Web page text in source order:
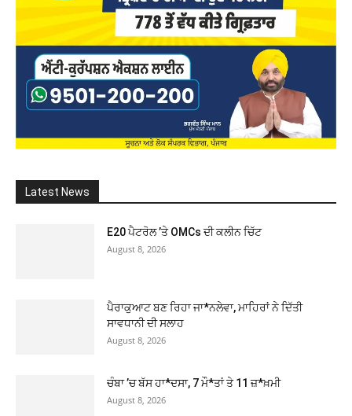
Latest News
E20 ਪੈਟਰੋਲ ’ਤੇ OMCs ਦੀ ਕਲੀਨ ਚਿੱਟ
August 8, 2026
ਪੈਰਾਕੁਆਟ ਬਣ ਰਿਹਾ ਜਾ*ਨਲੇਵਾ, ਮਾਹਿਰਾਂ ਨੇ ਦਿੱਤੀ
ਸਾਵਧਾਨੀ ਦੀ ਸਲਾਹ
August 8, 2026
ਚੰਬਾ ’ਚ ਬੱਸ ਹਾ*ਦਸਾ, 7 ਮੌ*ਤਾਂ ਤੇ 11 ਜ਼*ਖ਼ਮੀ
August 8, 2026